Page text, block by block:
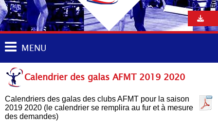
MENU
Calendrier des galas AFMT 2019 2020
Calendriers des galas des clubs AFMT pour la saison
2019 2020 (le calendrier se remplira au fur et à mesure
des demandes)